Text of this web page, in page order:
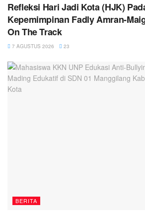
Refleksi Hari Jadi Kota (HJK)
Kepemimpinan Fadly Amran-
On The Track
7 AGUSTUS 2026 23
BERITA